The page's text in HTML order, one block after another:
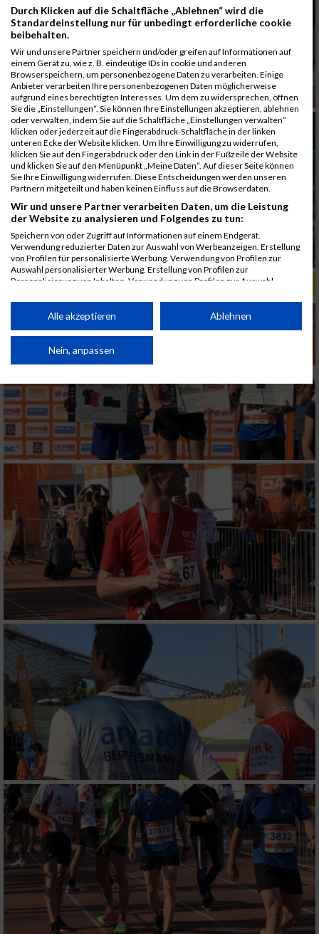
ALBUM B2RUN MÜNCHEN, B2RUN / 16.07.2019
Durch Klicken auf die Schaltfläche „Ablehnen“ wird die
Standardeinstellung nur für unbedingt erforderliche cookie
beibehalten.
Wir und unsere Partner speichern und/oder greifen auf Informationen auf
einem Gerät zu, wie z. B. eindeutige IDs in cookie und anderen
Browserspeichern, um personenbezogene Daten zu verarbeiten. Einige
Anbieter verarbeiten Ihre personenbezogenen Daten möglicherweise
aufgrund eines berechtigten Interesses. Um dem zu widersprechen, öffnen
Sie die „Einstellungen“. Sie können Ihre Einstellungen akzeptieren, ablehnen
oder verwalten, indem Sie auf die Schaltfläche „Einstellungen verwalten“
klicken oder jederzeit auf die Fingerabdruck-Schaltfläche in der linken
unteren Ecke der Website klicken. Um Ihre Einwilligung zu widerrufen,
klicken Sie auf den Fingerabdruck oder den Link in der Fußzeile der Website
und klicken Sie auf den Menüpunkt „Meine Daten“. Auf dieser Seite können
Sie Ihre Einwilligung widerrufen. Diese Entscheidungen werden unseren
Partnern mitgeteilt und haben keinen Einfluss auf die Browserdaten.
Wir und unsere Partner verarbeiten Daten, um die Leistung
der Website zu analysieren und Folgendes zu tun:
Speichern von oder Zugriff auf Informationen auf einem Endgerät.
Verwendung reduzierter Daten zur Auswahl von Werbeanzeigen. Erstellung
von Profilen für personalisierte Werbung. Verwendung von Profilen zur
Auswahl personalisierter Werbung. Erstellung von Profilen zur
Personalisierung von Inhalten. Verwendung von Profilen zur Auswahl
Performance von Inhalten. Analyse von Zielgruppen durch Statistiken oder
Kombinationen von Daten aus verschiedenen Quellen. Entwicklung und
von Inhalten.
Daten können außerhalb der Europäischen Union weitergegeben und in die
Website/App.
Partnerliste anzeigen (1 IAB-Anbieter)
Wir nutzen Ihre Daten für folgende Zwecke:
IAB-Verarbeitungszwecke:
Speichern von oder Zugriff auf Informationen
auf einem Endgerät
Verwendung reduzierter Daten zur Auswahl
von Werbeanzeigen
Erstellung von Profilen für personalisierte
Werbung
Verwendung von Profilen zur Auswahl
personalisierter Werbung
Erstellung von Profilen zur Personalisierung
Verwendung von Profilen zur Auswahl
personalisierter Inhalte
Messung der Werbeleistung
Messung der Performance von Inhalten
Analyse von Zielgruppen durch Statistiken
oder Kombinationen von Daten aus
verschiedenen Quellen
Entwicklung und Verbesserung der Angebote
Verwendung reduzierter Daten zur Auswahl
Alle akzeptieren Ablehnen
Nein, anpassen